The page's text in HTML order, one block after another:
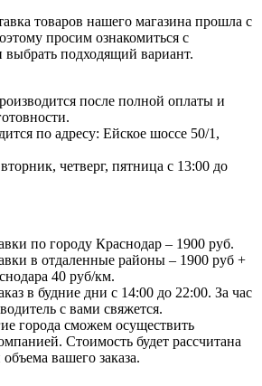
товаров нашего магазина прошла с
просим ознакомиться с
выбрать подходящий вариант.
после полной оплаты и
по адресу: Ейское шоссе 50/1,
четверг, пятница с 13:00 до
по городу Краснодар – 1900 руб.
в отдаленные районы – 1900 руб +
40 руб/км.
в будние дни с 14:00 до 22:00. За час
с вами свяжется.
города сможем осуществить
Стоимость будет рассчитана
вашего заказа.